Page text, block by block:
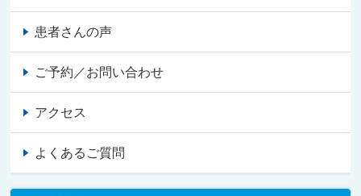
患者さんの声
ご予約／お問い合わせ
アクセス
よくあるご質問